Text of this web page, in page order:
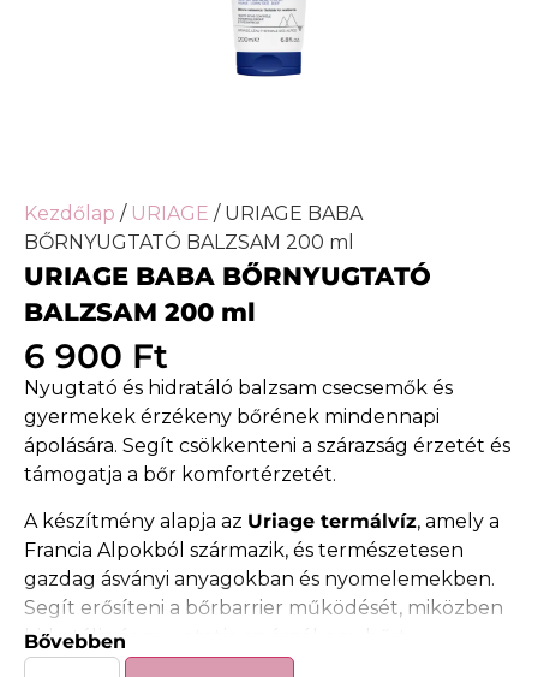
Kezdőlap / URIAGE / URIAGE BABA
BŐRNYUGTATÓ BALZSAM 200 ml
URIAGE BABA BŐRNYUGTATÓ
BALZSAM 200 ml
6 900 Ft
Nyugtató és hidratáló balzsam csecsemők és
gyermekek érzékeny bőrének mindennapi
ápolására. Segít csökkenteni a szárazság érzetét és
támogatja a bőr komfortérzetét.
A készítmény alapja az Uriage termálvíz, amely a
Francia Alpokból származik, és természetesen
gazdag ásványi anyagokban és nyomelemekben.
Segít erősíteni a bőrbarrier működését, miközben
hidratálja és nyugtatja az érzékeny bőrt.
Bővebben